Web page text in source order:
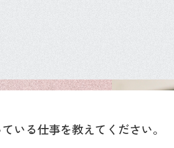
いる仕事を教えてください。